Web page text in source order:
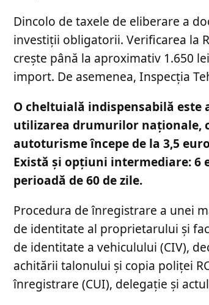
Dincolo de taxele de eliberare a
investiții obligatorii. Verificarea la
crește până la aproximativ 1.650
import. De asemenea, Inspecția
O cheltuială indispensabilă
utilizarea drumurilor naționale,
autoturisme începe de la 3,5
Există și opțiuni intermediare: 6
perioadă de 60 de zile.
Procedura de înregistrare a unei
de identitate al proprietarului și
de identitate a vehiculului (CIV),
achitării talonului și copia poliței
înregistrare (CUI), delegație și